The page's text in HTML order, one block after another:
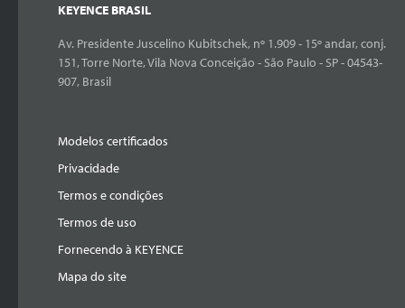
KEYENCE BRASIL
Av. Presidente Juscelino Kubitschek, nº 1.909 - 15º andar, conj.
151, Torre Norte, Vila Nova Conceição - São Paulo - SP - 04543-
907, Brasil
Modelos certificados
Privacidade
Termos e condições
Termos de uso
Fornecendo à KEYENCE
Mapa do site